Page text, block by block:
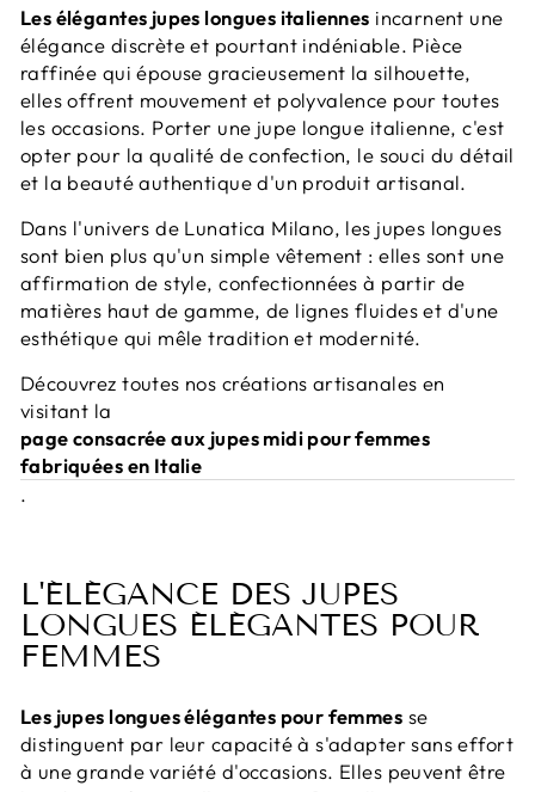
Les élégantes jupes longues italiennes incarnent une
élégance discrète et pourtant indéniable. Pièce
raffinée qui épouse gracieusement la silhouette,
elles offrent mouvement et polyvalence pour toutes
les occasions. Porter une jupe longue italienne, c'est
opter pour la qualité de confection, le souci du détail
et la beauté authentique d'un produit artisanal.
Dans l'univers de Lunatica Milano, les jupes longues
sont bien plus qu'un simple vêtement : elles sont une
affirmation de style, confectionnées à partir de
matières haut de gamme, de lignes fluides et d'une
esthétique qui mêle tradition et modernité.
Découvrez toutes nos créations artisanales en
visitant la
page consacrée aux jupes midi pour femmes
fabriquées en Italie
.
L'ÉLÉGANCE DES JUPES
LONGUES ÉLÉGANTES POUR
FEMMES
Les jupes longues élégantes pour femmes se
distinguent par leur capacité à s'adapter sans effort
à une grande variété d'occasions. Elles peuvent être